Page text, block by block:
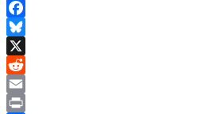
Facebook
Bluesky
X
Reddit
Email